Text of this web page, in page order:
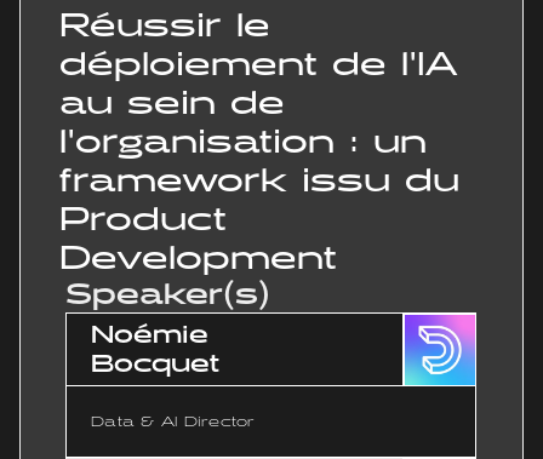
Réussir le
déploiement de l'IA
au sein de
l'organisation : un
framework issu du
Product
Development
Speaker(s)
Noémie
Bocquet
Data & AI Director